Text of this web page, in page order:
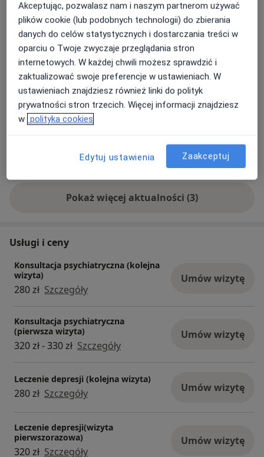
Zapraszam do umawiania wizyt od września. W
pilnych przypadkach proszę o kontakt z
rejestracją.
14/07/2026
Pokaż więcej aktualności (3)
Usługi i ceny
Konsultacja psychiatryczna (kolejna
wizyta)
280 zł Szczegóły
Umów wizytę
Konsultacja psychiatryczna
(pierwsza wizyta)
320 zł - 330 zł Szczegóły
Umów wizytę
Leczenie depresji (kolejna wizyta)
280 zł Szczegóły Umów wizytę
Leczenie depresji(wizyta
pierwszorazowa)
320 zł Szczegóły
Umów wizytę
Akceptując, pozwalasz nam i naszym partnerom używać
plików cookie (lub podobnych technologii) do zbierania
danych do celów statystycznych i dostarczania treści w
oparciu o Twoje zwyczaje przeglądania stron
internetowych. W każdej chwili możesz sprawdzić i
zaktualizować swoje preferencje w ustawieniach. W
ustawieniach znajdziesz również linki do polityk
prywatności stron trzecich. Więcej informacji znajdziesz
w polityka cookies
Edytuj ustawienia Zaakceptuj